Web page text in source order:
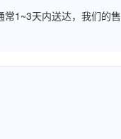
1~3天内送达，我们的